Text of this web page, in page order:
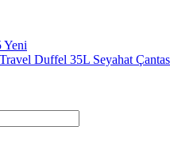
Yeni
Travel Duffel 35L Seyahat